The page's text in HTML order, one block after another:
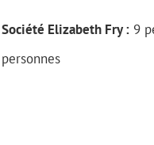
Elizabeth Fry : 9